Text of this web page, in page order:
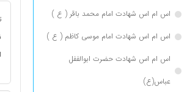
اس ام اس شهادت امام محمد باقر ( ع )
اس ام اس شهادت امام موسی کاظم ( ع )
اس ام اس شهادت حضرت ابوالففل
عباس(ع)